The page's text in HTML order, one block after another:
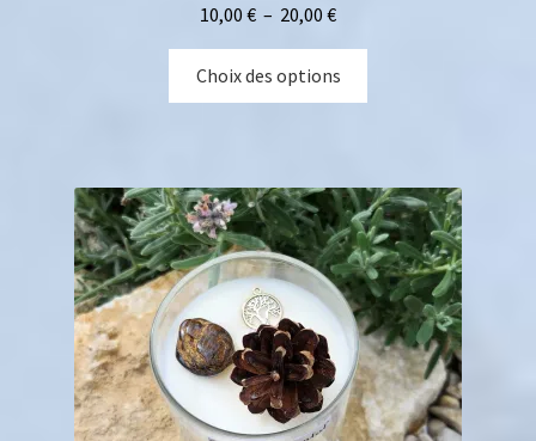
10,00 € – 20,00 €
Choix des options